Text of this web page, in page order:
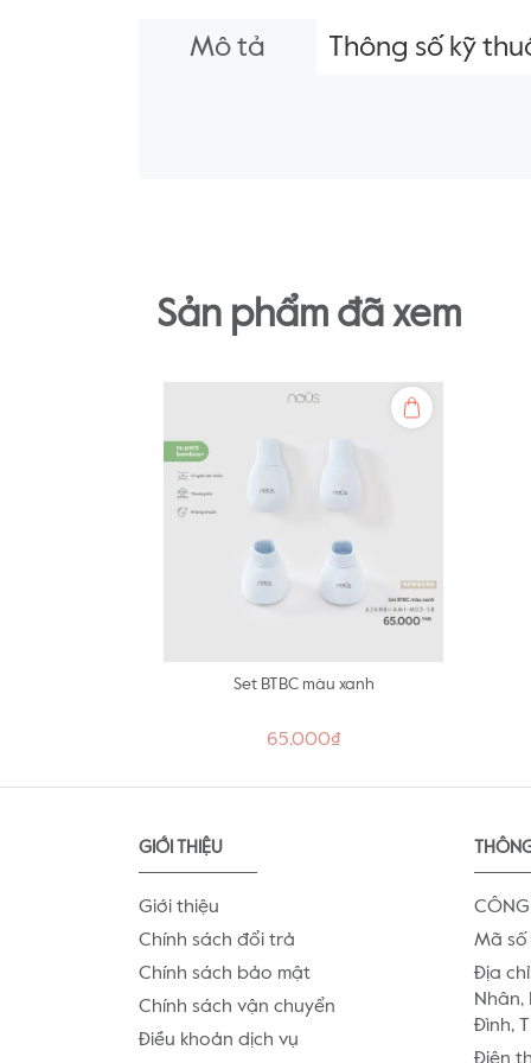
Mô tả Thông số kỹ
Sản phẩm đã xem
Set BTBC màu xanh
65,000₫
GIỚI THIỆU
Giới thiệu
Chính sách đổi trả
Chính sách bảo mật
Chính sách vận chuyển
Điều khoản dịch vụ
Mã số
Địa
Nhân,
Đình,